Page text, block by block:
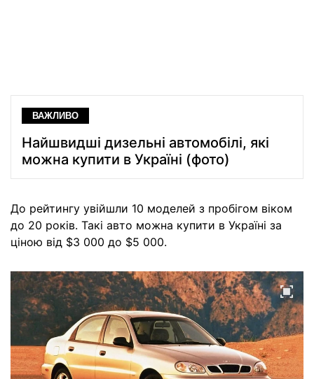
ВАЖЛИВО
Найшвидші дизельні автомобілі, які
можна купити в Україні (фото)
До рейтингу увійшли 10 моделей з пробігом віком
до 20 років. Такі авто можна купити в Україні за
ціною від $3 000 до $5 000.